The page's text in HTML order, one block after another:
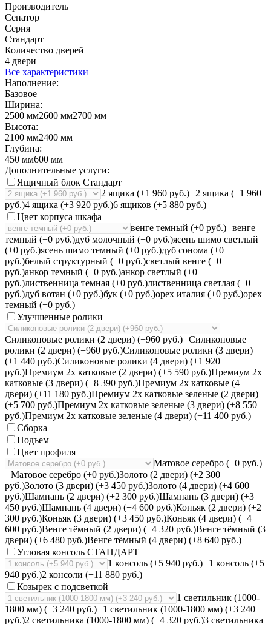
Производитель
Сенатор
Серия
Стандарт
Количество дверей
4 двери
Все характеристики
Наполнение:
Базовое
Ширина:
2500 мм2600 мм2700 мм
Высота:
2100 мм2400 мм
Глубина:
450 мм600 мм
Дополнительные услуги:
Ящичный блок Стандарт
2 ящика (+1 960 руб.)
2 ящика (+1 960
руб.)4 ящика (+3 920 руб.)6 ящиков (+5 880 руб.)
Цвет корпуса шкафа
венге темный (+0 руб.) венге
темный (+0 руб.)дуб молочный (+0 руб.)ясень шимо светлый
(+0 руб.)ясень шимо темный (+0 руб.)дуб сонома (+0
руб.)белый структурный (+0 руб.)светлый венге (+0
руб.)анкор темный (+0 руб.)анкор светлый (+0
руб.)лиственница темная (+0 руб.)лиственница светлая (+0
руб.)дуб вотан (+0 руб.)бук (+0 руб.)орех италия (+0 руб.)орех
темный (+0 руб.)
Улучшенные ролики
Силиконовые ролики (2 двери) (+960 руб.) Силиконовые
ролики (2 двери) (+960 руб.)Силиконовые ролики (3 двери)
(+1 440 руб.)Силиконовые ролики (4 двери) (+1 920
руб.)Премиум 2х катковые (2 двери) (+5 590 руб.)Премиум 2х
катковые (3 двери) (+8 390 руб.)Премиум 2х катковые (4
двери) (+11 180 руб.)Премиум 2х катковые зеленые (2 двери)
(+5 700 руб.)Премиум 2х катковые зеленые (3 двери) (+8 550
руб.)Премиум 2х катковые зеленые (4 двери) (+11 400 руб.)
Сборка
Подъем
Цвет профиля
Матовое серебро (+0 руб.)
Матовое серебро (+0 руб.)Золото (2 двери) (+2 300
руб.)Золото (3 двери) (+3 450 руб.)Золото (4 двери) (+4 600
руб.)Шампань (2 двери) (+2 300 руб.)Шампань (3 двери) (+3
450 руб.)Шампань (4 двери) (+4 600 руб.)Коньяк (2 двери) (+2
300 руб.)Коньяк (3 двери) (+3 450 руб.)Коньяк (4 двери) (+4
600 руб.)Венге тёмный (2 двери) (+4 320 руб.)Венге тёмный (3
двери) (+6 480 руб.)Венге тёмный (4 двери) (+8 640 руб.)
Угловая консоль СТАНДАРТ
1 консоль (+5 940 руб.)
1 консоль (+5
940 руб.)2 консоли (+11 880 руб.)
Козырек с подсветкой
1 светильник (1000-
1800 мм) (+3 240 руб.)
1 светильник (1000-1800 мм) (+3 240
руб.)2 светильника (1000-1800 мм) (+4 320 руб.)3 светильника